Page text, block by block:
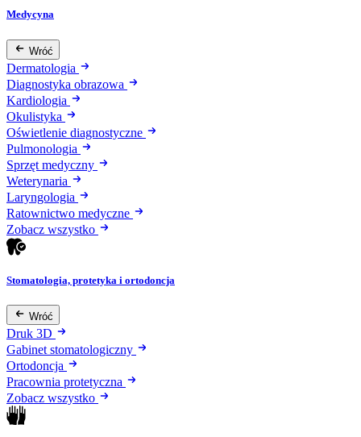
Medycyna
Wróć
Dermatologia
Diagnostyka obrazowa
Kardiologia
Okulistyka
Oświetlenie diagnostyczne
Pulmonologia
Sprzęt medyczny
Weterynaria
Laryngologia
Ratownictwo medyczne
Zobacz wszystko
Stomatologia, protetyka i ortodoncja
Wróć
Druk 3D
Gabinet stomatologiczny
Ortodoncja
Pracownia protetyczna
Zobacz wszystko